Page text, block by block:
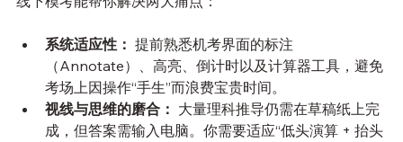
系统适应性： 提前熟悉机考界面的标注
（Annotate）、高亮、倒计时以及计算器工具，避免
考场上因操作“手生”而浪费宝贵时间。
视线与思维的磨合： 大量理科推导仍需在草稿纸上完
成，但答案需输入电脑。你需要适应“低头演算 + 抬头